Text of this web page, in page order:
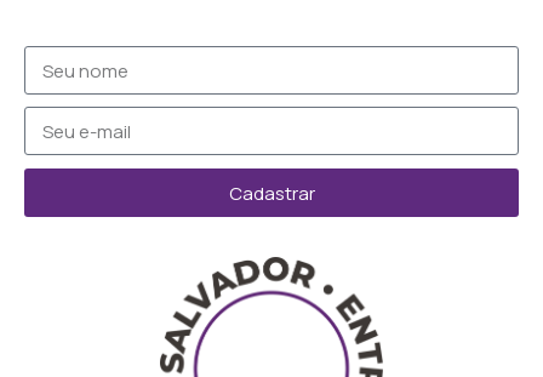
Cadastrar